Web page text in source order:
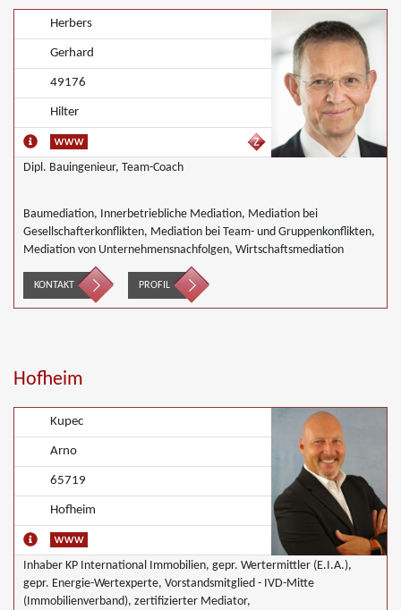
Herbers
Gerhard
49176
Hilter
Dipl. Bauingenieur, Team-Coach
Baumediation, Innerbetriebliche Mediation, Mediation bei
Gesellschafterkonflikten, Mediation bei Team- und Gruppenkonflikten,
Mediation von Unternehmensnachfolgen, Wirtschaftsmediation
KONTAKT PROFIL
Hofheim
Kupec
Arno
65719
Hofheim
Inhaber KP International Immobilien, gepr. Wertermittler (E.I.A.),
gepr. Energie-Wertexperte, Vorstandsmitglied - IVD-Mitte
(Immobilienverband), zertifizierter Mediator,